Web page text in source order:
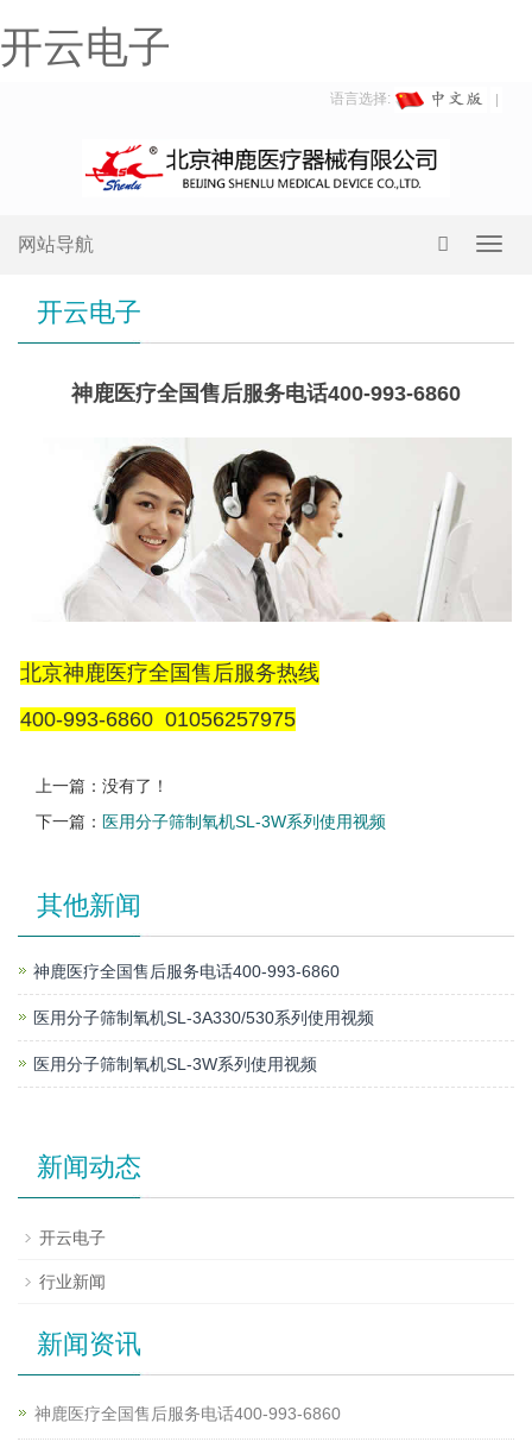
开云电子
语言选择:
网站导航
开云电子
神鹿医疗全国售后服务电话400-993-6860
北京神鹿医疗全国售后服务热线
400-993-6860 01056257975
上一篇：没有了！
下一篇： 医用分子筛制氧机SL-3W系列使用视频
其他新闻
神鹿医疗全国售后服务电话400-993-6860
医用分子筛制氧机SL-3A330/530系列使用视频
医用分子筛制氧机SL-3W系列使用视频
新闻动态
开云电子
行业新闻
新闻资讯
神鹿医疗全国售后服务电话400-993-6860